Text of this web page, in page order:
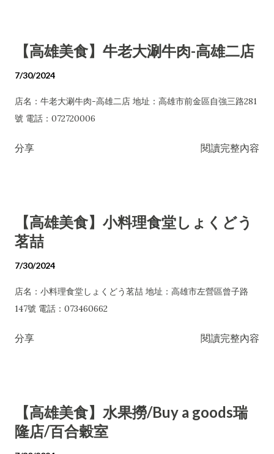
【高雄美食】牛老大涮牛肉-高雄二店
7/30/2024
店名：牛老大涮牛肉-高雄二店 地址：高雄市前金區自強三路281
號 電話：072720006
分享 閱讀完整內容
【高雄美食】小料理食堂しょくどう
茗喆
7/30/2024
店名：小料理食堂しょくどう茗喆 地址：高雄市左營區曾子路
147號 電話：073460662
分享 閱讀完整內容
【高雄美食】水果撈/Buy a goods瑞
隆店/百合穀室